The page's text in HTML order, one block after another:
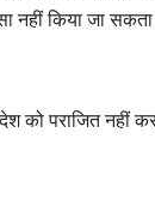
नहीं किया जा
को पराजित